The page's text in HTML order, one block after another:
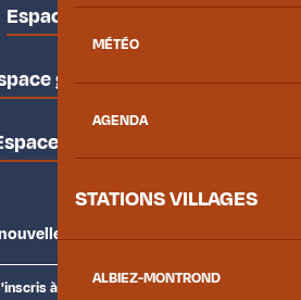
MÉTÉO
AGENDA
STATIONS VILLAGES
ALBIEZ-MONTROND
Espace pro
groupes
presse
façon d'explorer la vallée.
à la newsletter